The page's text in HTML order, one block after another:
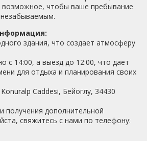
возможное, чтобы ваше пребывание
здания, что создает атмосферу
с 14:00, а выезд до 12:00, что дает
для отдыха и планирования своих
Caddesi, Бейоглу, 34430
получения дополнительной
свяжитесь с нами по телефону: